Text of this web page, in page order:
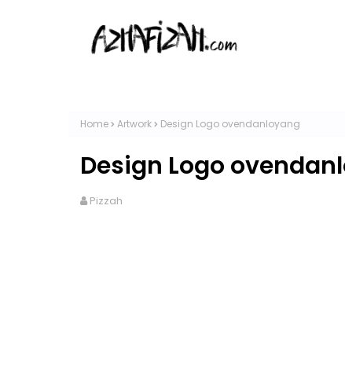
Home Artwork Design Logo ovendanloyang
Design Logo
Pizzah